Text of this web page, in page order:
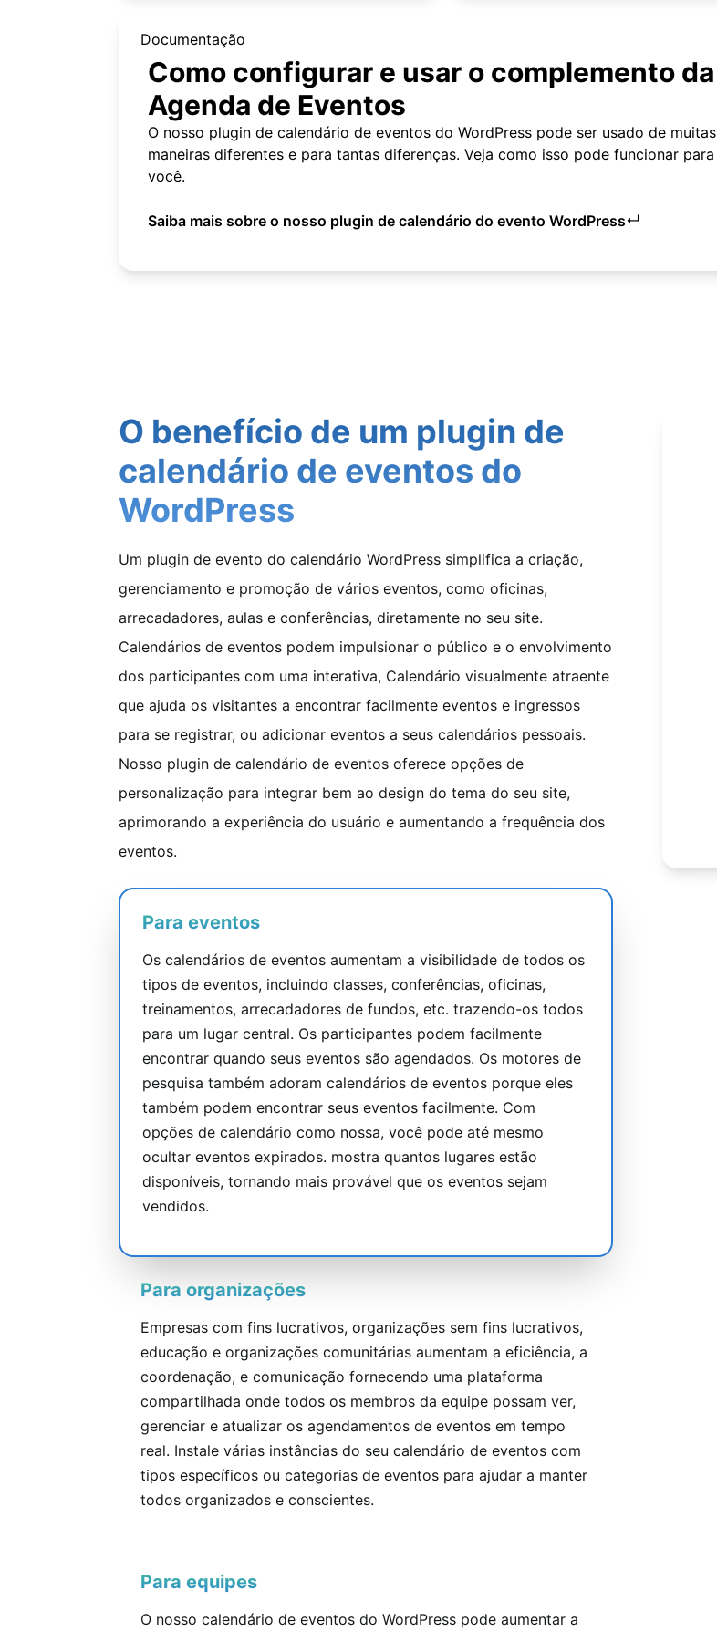
Documentação
Como configurar e usar o complemento da
Agenda de Eventos
O nosso plugin de calendário de eventos do WordPress pode ser usado de muitas
maneiras diferentes e para tantas diferenças. Veja como isso pode funcionar para
você.
Saiba mais sobre o nosso plugin de calendário do evento WordPress↵
O benefício de um plugin de
calendário de eventos do
WordPress
Um plugin de evento do calendário WordPress simplifica a criação,
gerenciamento e promoção de vários eventos, como oficinas,
arrecadadores, aulas e conferências, diretamente no seu site.
Calendários de eventos podem impulsionar o público e o envolvimento
dos participantes com uma interativa, Calendário visualmente atraente
que ajuda os visitantes a encontrar facilmente eventos e ingressos
para se registrar, ou adicionar eventos a seus calendários pessoais.
Nosso plugin de calendário de eventos oferece opções de
personalização para integrar bem ao design do tema do seu site,
aprimorando a experiência do usuário e aumentando a frequência dos
eventos.
Para eventos
Os calendários de eventos aumentam a visibilidade de todos os
tipos de eventos, incluindo classes, conferências, oficinas,
treinamentos, arrecadadores de fundos, etc. trazendo-os todos
para um lugar central. Os participantes podem facilmente
encontrar quando seus eventos são agendados. Os motores de
pesquisa também adoram calendários de eventos porque eles
também podem encontrar seus eventos facilmente. Com
opções de calendário como nossa, você pode até mesmo
ocultar eventos expirados. mostra quantos lugares estão
disponíveis, tornando mais provável que os eventos sejam
vendidos.
Para organizações
Empresas com fins lucrativos, organizações sem fins lucrativos,
educação e organizações comunitárias aumentam a eficiência, a
coordenação, e comunicação fornecendo uma plataforma
compartilhada onde todos os membros da equipe possam ver,
gerenciar e atualizar os agendamentos de eventos em tempo
real. Instale várias instâncias do seu calendário de eventos com
tipos específicos ou categorias de eventos para ajudar a manter
todos organizados e conscientes.
Para equipes
O nosso calendário de eventos do WordPress pode aumentar a